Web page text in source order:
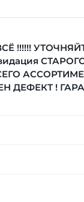
!!!!!!
ДЕФЕКТ !